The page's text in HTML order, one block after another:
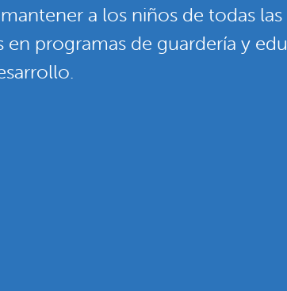
a los niños de todas las
programas de guardería y